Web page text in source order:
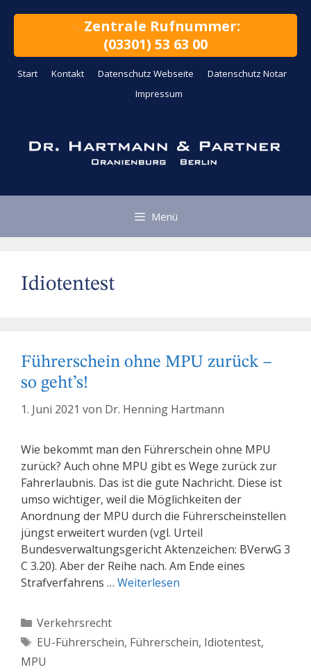
Zentrale Rufnummer:
(03301) 53 63 00
Start Kontakt Datenschutz Webseite
Datenschutz Notar
Impressum
Menü
Idiotentest
Führerschein ohne MPU zurück –
so geht’s!
1. Juni 2021 von Dr. Henning Hartmann
Wie bekommt man den Führerschein ohne MPU
zurück? Auch ohne MPU gibt es Wege zurück zur
Fahrerlaubnis. Das ist die gute Nachricht. Diese ist
umso wichtiger, weil die Möglichkeiten der
Anordnung der MPU durch die Führerscheinstellen
jüngst erweitert wurden (vgl. Urteil
Bundesverwaltungsgericht Aktenzeichen: BVerwG 3
C 3.20). Aber der Reihe nach. Am Ende eines
Strafverfahrens … Weiterlesen
Kategorien
Verkehrsrecht
Schlagwörter
EU-Führerschein, Führerschein, Idiotentest,
MPU